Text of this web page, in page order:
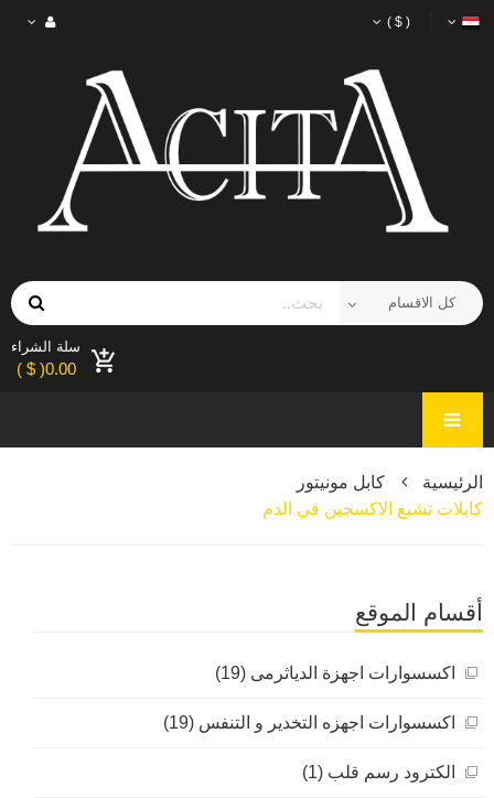
( $ )
سلة الشراء
0.00( $ )
الرئيسية
كابل مونيتور
كابلات تشبع الاكسجين في الدم
أقسام الموقع
اكسسوارات اجهزة الدياثرمى (19)
اكسسوارات اجهزه التخدير و التنفس (19)
الكترود رسم قلب (1)